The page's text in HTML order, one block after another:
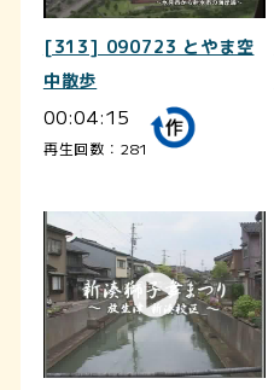
[313] 090723 とやま空
中散歩
00:04:15
再生回数：281